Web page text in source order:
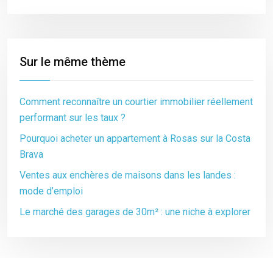
Sur le même thème
Comment reconnaître un courtier immobilier réellement
performant sur les taux ?
Pourquoi acheter un appartement à Rosas sur la Costa
Brava
Ventes aux enchères de maisons dans les landes :
mode d’emploi
Le marché des garages de 30m² : une niche à explorer